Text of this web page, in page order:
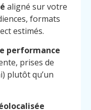
aligné sur votre
formats
estimés.
performance
prises de
plutôt qu’un